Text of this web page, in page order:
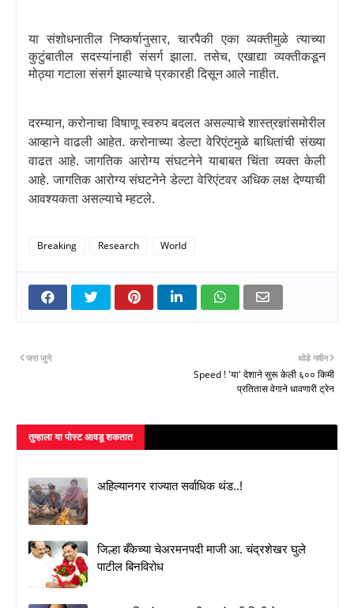
या संशोधनातील निष्कर्षानुसार,चारपैकी एका व्यक्तीमुळे त्याच्या
कुटुंबातील सदस्यांनाही संसर्ग झाला. तसेच,एखाद्या व्यक्तीकडून
मोठ्या गटाला संसर्ग झाल्याचे प्रकारही दिसून आले नाहीत.
दरम्यान,करोनाचा विषाणू स्वरुप बदलत असल्याचे शास्त्रज्ञांसमोरील
आव्हाने वाढली आहेत. करोनाच्या डेल्टा वेरिएंटमुळे बाधितांची संख्या
वाढत आहे. जागतिक आरोग्य संघटनेने याबाबत चिंता व्यक्त केली
आहे. जागतिक आरोग्य संघटनेने डेल्टा वेरिएंटवर अधिक लक्ष देण्याची
आवश्यकता असल्याचे म्हटले.
Breaking Research World
थोडे नवीन
Speed ! 'या' देशाने सुरू केली ६०० किमी
प्रतितास वेगाने धावणारी ट्रेन
जरा जुने
तुम्‍हाला या पोस्‍ट आवडू शकतात
अहिल्यानगर राज्यात सर्वाधिक थंड..!
जिल्हा बँकेच्या चेअरमनपदी माजी आ. चंद्रशेखर घुले
पाटील बिनविरोध